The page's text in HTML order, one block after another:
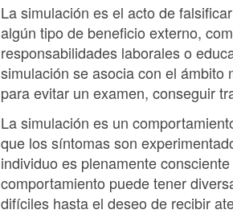
La simulación es el acto de
algún tipo de beneficio externo,
responsabilidades laborales o
simulación se asocia con el ámbito
para evitar un examen, conseguir
La simulación es un
que los síntomas son
individuo es plenamente
comportamiento puede tener
difíciles hasta el deseo de recibir